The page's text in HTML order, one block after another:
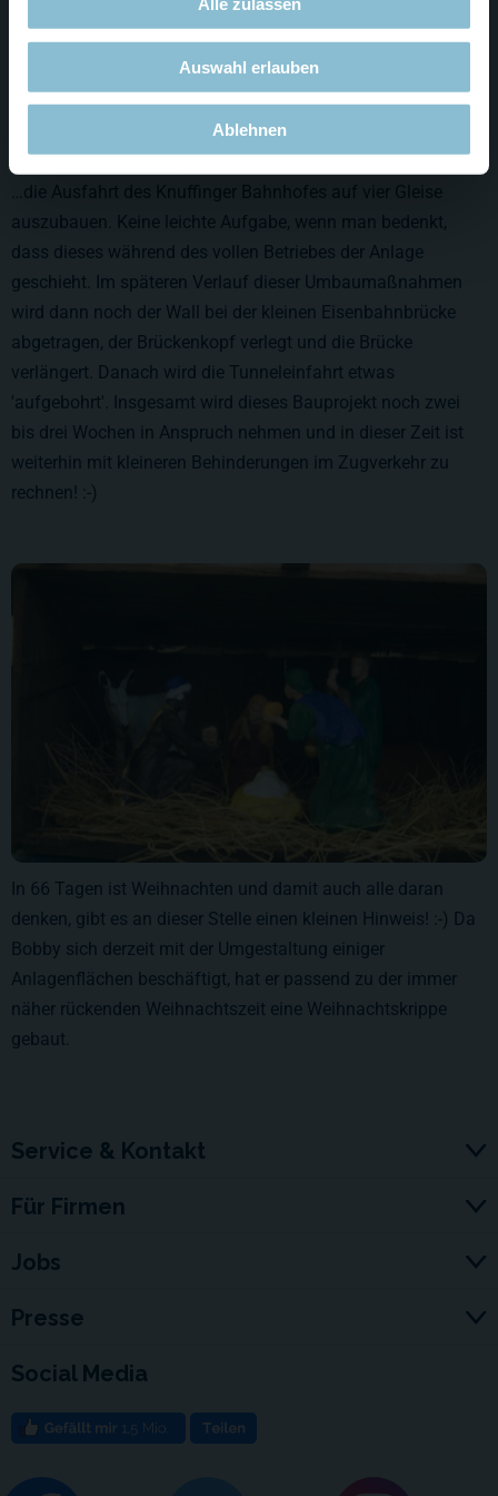
Auswahl erlauben
Ablehnen
…die Ausfahrt des Knuffinger Bahnhofes auf vier Gleise
auszubauen. Keine leichte Aufgabe, wenn man bedenkt,
dass dieses während des vollen Betriebes der Anlage
geschieht. Im späteren Verlauf dieser Umbaumaßnahmen
wird dann noch der Wall bei der kleinen Eisenbahnbrücke
abgetragen, der Brückenkopf verlegt und die Brücke
verlängert. Danach wird die Tunneleinfahrt etwas
'aufgebohrt'. Insgesamt wird dieses Bauprojekt noch zwei
bis drei Wochen in Anspruch nehmen und in dieser Zeit ist
weiterhin mit kleineren Behinderungen im Zugverkehr zu
rechnen! :-)
In 66 Tagen ist Weihnachten und damit auch alle daran
denken, gibt es an dieser Stelle einen kleinen Hinweis! :-) Da
Bobby sich derzeit mit der Umgestaltung einiger
Anlagenflächen beschäftigt, hat er passend zu der immer
näher rückenden Weihnachtszeit eine Weihnachtskrippe
gebaut.
Service & Kontakt
Für Firmen
Jobs
Presse
Social Media